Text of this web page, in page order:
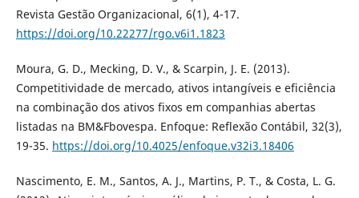
Revista Gestão Organizacional, 6(1), 4-17.
https://doi.org/10.22277/rgo.v6i1.1823
Moura, G. D., Mecking, D. V., & Scarpin, J. E. (2013).
Competitividade de mercado, ativos intangíveis e eficiência
na combinação dos ativos fixos em companhias abertas
listadas na BM&Fbovespa. Enfoque: Reflexão Contábil, 32(3),
19-35. https://doi.org/10.4025/enfoque.v32i3.18406
Nascimento, E. M., Santos, A. J., Martins, P. T., & Costa, L. G.